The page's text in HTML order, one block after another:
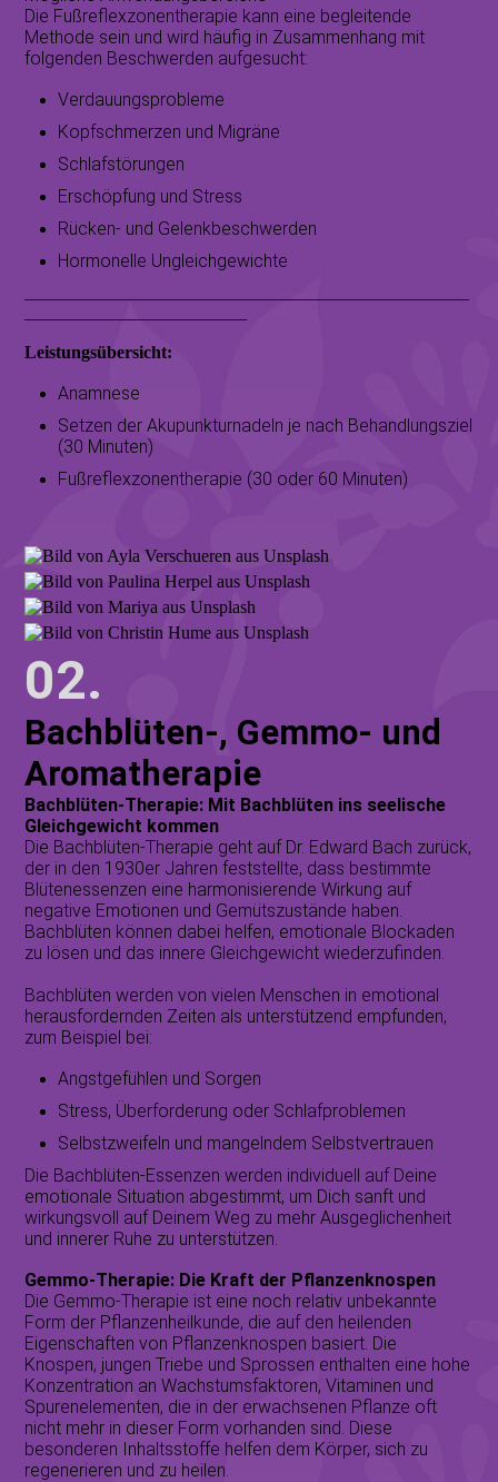
Die Fußreflexzonentherapie kann eine begleitende
Methode sein und wird häufig in Zusammenhang mit
folgenden Beschwerden aufgesucht:
Verdauungsprobleme
Kopfschmerzen und Migräne
Schlafstörungen
Erschöpfung und Stress
Rücken- und Gelenkbeschwerden
Hormonelle Ungleichgewichte
Leistungsübersicht:
Anamnese
Setzen der Akupunkturnadeln je nach Behandlungsziel
(30 Minuten)
Fußreflexzonentherapie (30 oder 60 Minuten)
02.
Bachblüten-, Gemmo- und
Aromatherapie
Bachblüten-Therapie: Mit Bachblüten ins seelische
Gleichgewicht kommen
Die Bachblüten-Therapie geht auf Dr. Edward Bach zurück,
der in den 1930er Jahren feststellte, dass bestimmte
Blütenessenzen eine harmonisierende Wirkung auf
negative Emotionen und Gemütszustände haben.
Bachblüten können dabei helfen, emotionale Blockaden
zu lösen und das innere Gleichgewicht wiederzufinden.
Bachblüten werden von vielen Menschen in emotional
herausfordernden Zeiten als unterstützend empfunden,
zum Beispiel bei:
Angstgefühlen und Sorgen
Stress, Überforderung oder Schlafproblemen
Selbstzweifeln und mangelndem Selbstvertrauen
Die Bachblüten-Essenzen werden individuell auf Deine
emotionale Situation abgestimmt, um Dich sanft und
wirkungsvoll auf Deinem Weg zu mehr Ausgeglichenheit
und innerer Ruhe zu unterstützen.
Gemmo-Therapie: Die Kraft der Pflanzenknospen
Die Gemmo-Therapie ist eine noch relativ unbekannte
Form der Pflanzenheilkunde, die auf den heilenden
Eigenschaften von Pflanzenknospen basiert. Die
Knospen, jungen Triebe und Sprossen enthalten eine hohe
Konzentration an Wachstumsfaktoren, Vitaminen und
Spurenelementen, die in der erwachsenen Pflanze oft
nicht mehr in dieser Form vorhanden sind. Diese
besonderen Inhaltsstoffe helfen dem Körper, sich zu
regenerieren und zu heilen.